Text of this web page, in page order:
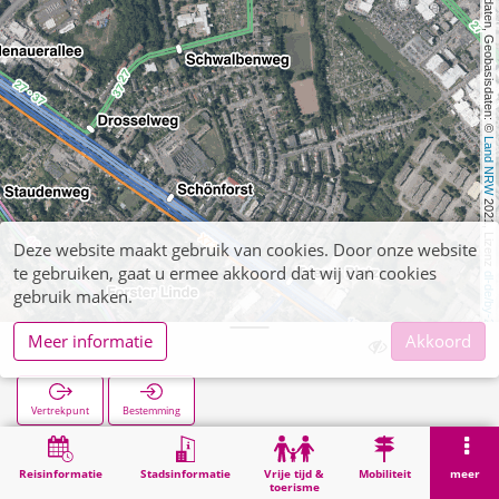
, Kartendaten, Geobasisdaten: ©
Land NRW
2021, Lizenz
dl-de/by-2-0
Reisinformatie Stadsinformatie
Vrije tijd &
toerisme
Mobiliteit meer
Meisenweg
Vertrekpunt Bestemming
Zoekopracht
Deze website maakt gebruik van cookies. Door onze website
te gebruiken, gaat u ermee akkoord dat wij van cookies
gebruik maken.
Meer informatie
Akkoord